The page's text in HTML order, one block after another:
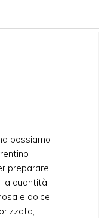
possiamo
preparare
la quantità
e dolce